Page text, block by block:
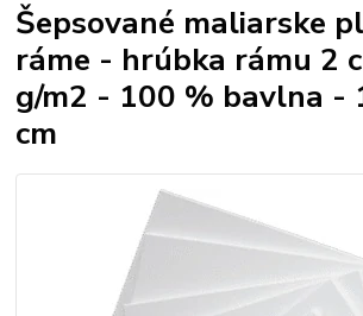
Šepsované maliarske
ráme - hrúbka rámu 2
g/m2 - 100 % bavlna -
cm